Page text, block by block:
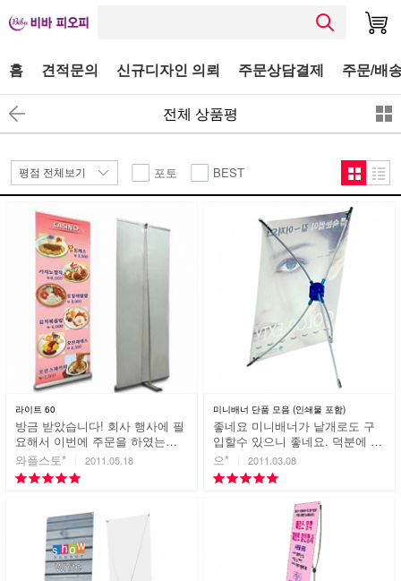
홈 견적문의 신규디자인 의뢰 주문상담결제 주문/배
전체 상품평
포토 BEST
라이트 60
방금 받았습니다! 회사 행사에 필
요해서 이번에 주문을 하였는데,
색상도 너무 잘 나왔고, 대만족입
니다. 펫트로 제작부탁드렸는데
재질도 매우 고급스럽네요. 친절
해요. 앞으로도 계속 주문하려구
요! 감사합니다.
와플스토* 2011.05.18
미니배너 단품 모음 (인쇄물 포함)
좋네요 미니배너가 낱개로도 구
입할수 있으니 좋네요. 덕분에 스
트레스 하나 줄여갑니다~ 번창하
세요~
으* 2011.03.08